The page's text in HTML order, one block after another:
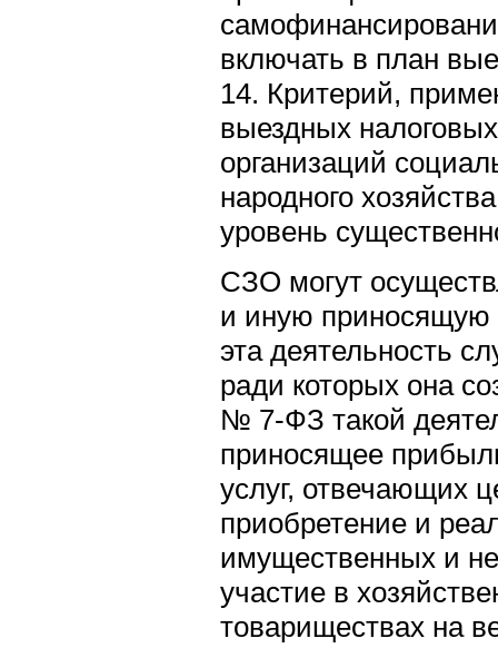
включать в план
14. Критерий,
выездных
организаций
народного
уровень
СЗО могут
и иную приносящую
эта деятельность
ради которых она
№ 7-ФЗ такой
приносящее
услуг, отвечающих
приобретение и
имущественных и
участие в
товариществах на